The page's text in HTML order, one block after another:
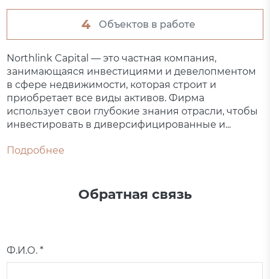
4 Объектов в работе
Northlink Capital — это частная компания,
занимающаяся инвестициями и девелопментом
в сфере недвижимости, которая строит и
приобретает все виды активов. Фирма
использует свои глубокие знания отрасли, чтобы
инвестировать в диверсифицированные и...
Подробнее
Обратная связь
Ф.И.О. *